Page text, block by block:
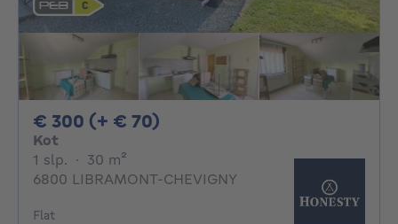
€ 300 (+ € 70)
Kot
1 slp. 1 slaapkamer
· 30 m²
6800 LIBRAMONT-CHEVIGNY
Flat